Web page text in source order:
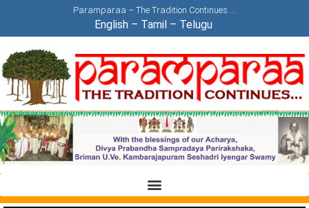
Paramparaa – The Tradition Continues….
English– Tamil– Telugu